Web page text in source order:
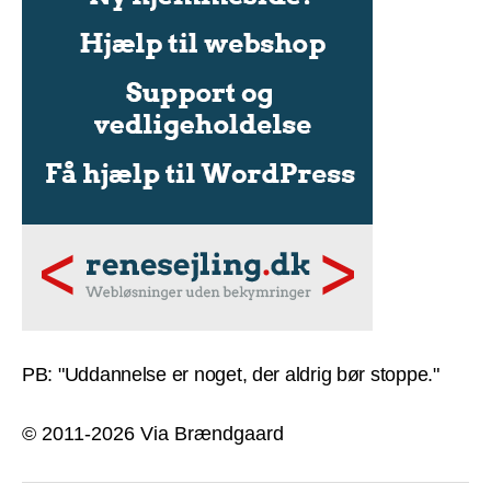
PB: "Uddannelse er noget, der aldrig bør stoppe."
© 2011-2026 Via Brændgaard